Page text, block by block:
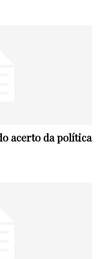
acerto da política